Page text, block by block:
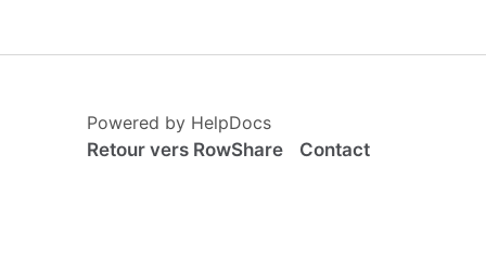
Powered by HelpDocs
Retour vers RowShare
Contact